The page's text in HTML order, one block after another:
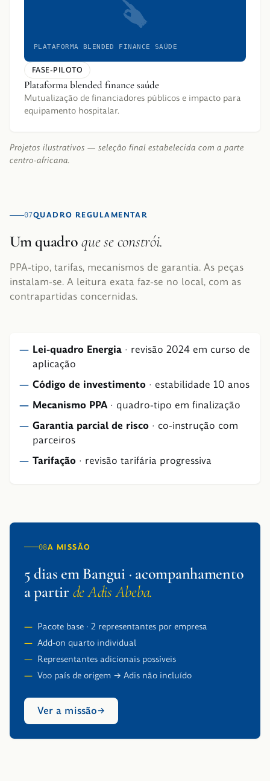
PLATAFORMA BLENDED FINANCE SAÚDE
FASE-PILOTO
Plataforma blended finance saúde
Mutualização de financiadores públicos e impacto para
equipamento hospitalar.
Projetos ilustrativos — seleção final estabelecida com a parte
centro-africana.
07QUADRO REGULAMENTAR
Um quadro que se constrói.
PPA-tipo, tarifas, mecanismos de garantia. As peças
instalam-se. A leitura exata faz-se no local, com as
contrapartidas concernidas.
Lei-quadro Energia · revisão 2024 em curso de
aplicação
Código de investimento · estabilidade 10 anos
Mecanismo PPA· quadro-tipo em finalização
Garantia parcial de risco · co-instrução com
parceiros
Tarifação · revisão tarifária progressiva
08A MISSÃO
5 dias em Bangui · acompanhamento
a partir de Adis Abeba.
Pacote base · 2 representantes por empresa
Add-on quarto individual
Representantes adicionais possíveis
Voo país de origem → Adis não incluído
Ver a missão